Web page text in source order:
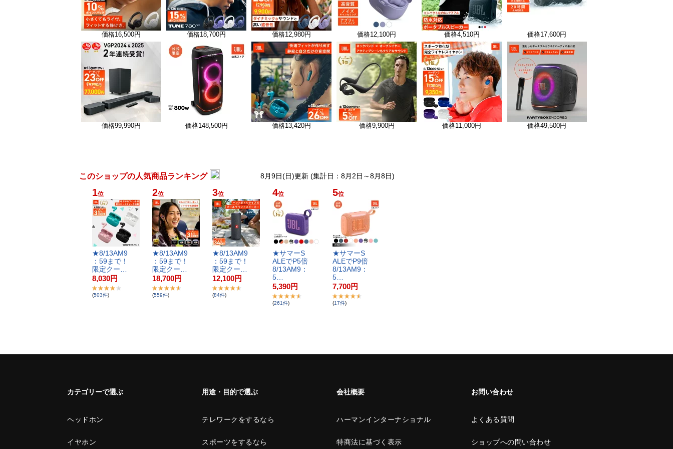
価格16,500円 価格18,700円 価格12,980円 価格12,100円 価格4,510円 価格17,600円
価格99,990円 価格148,500円 価格13,420円 価格9,900円 価格11,000円 価格49,500円
このショップの人気商品ランキング 8月9日(日)更新 (集計日：8月2日～8月8日)
1位
★​8​/​1​3​A​M​9​
：​5​9​ま​で​！​
限​定​ク​ー​…
8,030円
(503件)
2位
★​8​/​1​3​A​M​9​
：​5​9​ま​で​！​
限​定​ク​ー​…
18,700円
(559件)
3位
★​8​/​1​3​A​M​9​
：​5​9​ま​で​！​
限​定​ク​ー​…
12,100円
(84件)
4位
★​サ​マ​ー​S​
A​L​E​で​P​5​倍​
8​/​1​3​A​M​9​：​
5​…
5,390円
(261件)
5位
★​サ​マ​ー​S​
A​L​E​で​P​9​倍​
8​/​1​3​A​M​9​：​
5​…
7,700円
(17件)
カテゴリーで選ぶ
ヘッドホン
イヤホン
用途・目的で選ぶ
テレワークをするなら
スポーツをするなら
会社概要
ハーマンインターナショナル
特商法に基づく表示
お問い合わせ
よくある質問
ショップへの問い合わせ